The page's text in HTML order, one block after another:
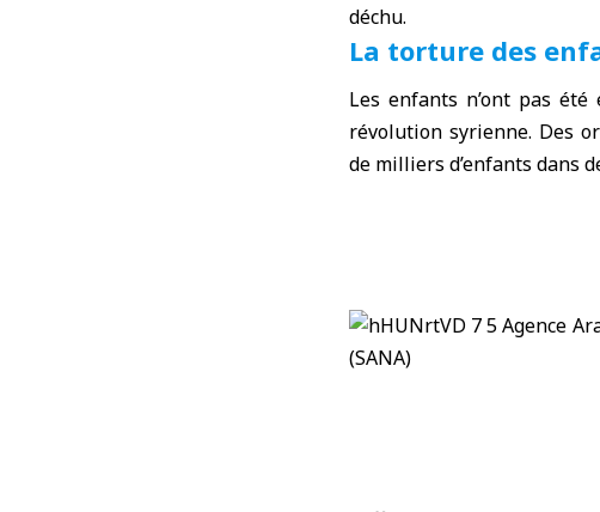
déchu.
La torture des
Les enfants n’ont pas
révolution syrienne. Des
de milliers d’enfants dans